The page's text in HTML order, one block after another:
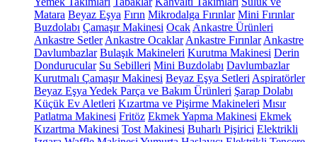
Matara Beyaz Eşya Fırın Mikrodalga Fırınlar Mini Fırınlar
Buzdolabı Çamaşır Makinesi Ocak Ankastre Ürünleri
Ankastre Setler Ankastre Ocaklar Ankastre Fırınlar Ankastre
Davlumbazlar Bulaşık Makineleri Kurutma Makinesi Derin
Dondurucular Su Sebilleri Mini Buzdolabı Davlumbazlar
Kurutmalı Çamaşır Makinesi Beyaz Eşya Setleri Aspiratörler
Beyaz Eşya Yedek Parça ve Bakım Ürünleri Şarap Dolabı
Küçük Ev Aletleri Kızartma ve Pişirme Makineleri Mısır
Patlatma Makinesi Fritöz Ekmek Yapma Makinesi Ekmek
Kızartma Makinesi Tost Makinesi Buharlı Pişirici Elektrikli